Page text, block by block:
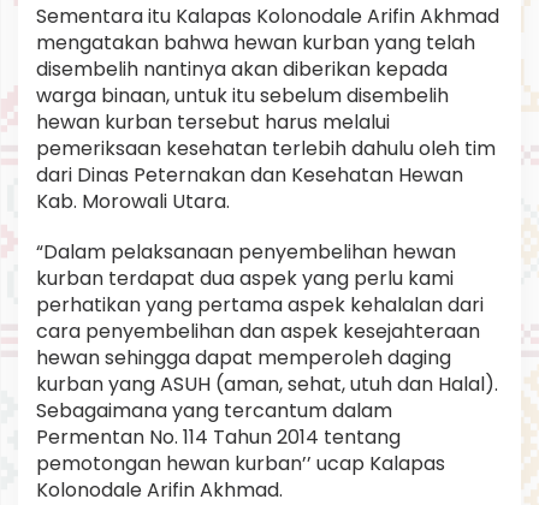
Sementara itu Kalapas Kolonodale Arifin Akhmad
mengatakan bahwa hewan kurban yang telah
disembelih nantinya akan diberikan kepada
warga binaan, untuk itu sebelum disembelih
hewan kurban tersebut harus melalui
pemeriksaan kesehatan terlebih dahulu oleh tim
dari Dinas Peternakan dan Kesehatan Hewan
Kab. Morowali Utara.
“Dalam pelaksanaan penyembelihan hewan
kurban terdapat dua aspek yang perlu kami
perhatikan yang pertama aspek kehalalan dari
cara penyembelihan dan aspek kesejahteraan
hewan sehingga dapat memperoleh daging
kurban yang ASUH (aman, sehat, utuh dan Halal).
Sebagaimana yang tercantum dalam
Permentan No. 114 Tahun 2014 tentang
pemotongan hewan kurban’’ ucap Kalapas
Kolonodale Arifin Akhmad.